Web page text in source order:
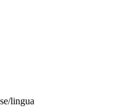
lingua